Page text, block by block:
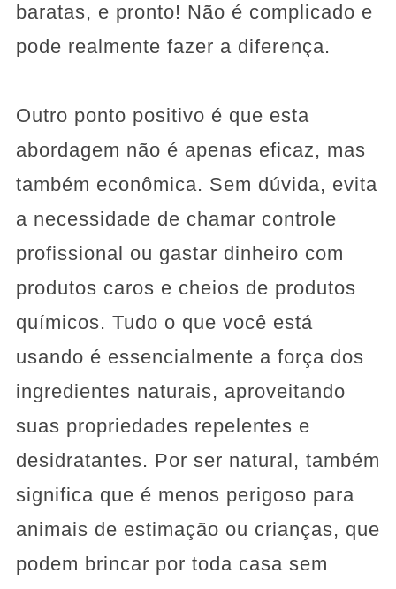
baratas, e pronto! Não é complicado e
pode realmente fazer a diferença.
Outro ponto positivo é que esta
abordagem não é apenas eficaz, mas
também econômica. Sem dúvida, evita
a necessidade de chamar controle
profissional ou gastar dinheiro com
produtos caros e cheios de produtos
químicos. Tudo o que você está
usando é essencialmente a força dos
ingredientes naturais, aproveitando
suas propriedades repelentes e
desidratantes. Por ser natural, também
significa que é menos perigoso para
animais de estimação ou crianças, que
podem brincar por toda casa sem